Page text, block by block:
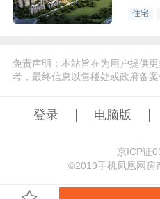
住宅
免责声明：本站旨在为用户提供
考，最终信息以售楼处或政府备案
登录 电脑版
京ICP证
©️2019手机凤凰网房